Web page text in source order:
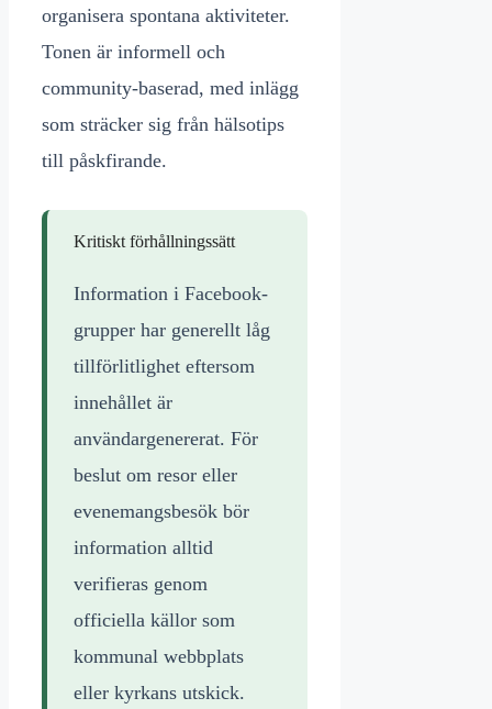
organisera spontana aktiviteter.
Tonen är informell och
community-baserad, med inlägg
som sträcker sig från hälsotips
till påskfirande.
Kritiskt förhållningssätt
Information i Facebook-
grupper har generellt låg
tillförlitlighet eftersom
innehållet är
användargenererat. För
beslut om resor eller
evenemangsbesök bör
information alltid
verifieras genom
officiella källor som
kommunal webbplats
eller kyrkans utskick.